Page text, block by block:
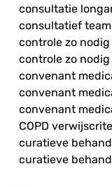
consultatie
consultatief
controle zo nodig
controle zo
convenant
convenant
convenant
COPD
curatieve
curatieve